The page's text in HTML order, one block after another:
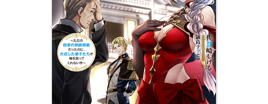
会社情報 採用情報
スクウェア・エニックス サイト内検索